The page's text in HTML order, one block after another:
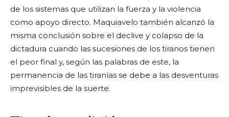
de los sistemas que utilizan la fuerza y la violencia
como apoyo directo. Maquiavelo también alcanzó la
misma conclusión sobre el declive y colapso de la
dictadura cuando las sucesiones de los tiranos tienen
el peor final y, según las palabras de este, la
permanencia de las tiranías se debe a las desventuras
imprevisibles de la suerte.